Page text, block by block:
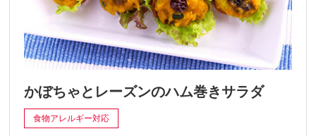
かぼちゃとレーズンのハム巻きサラダ
食物アレルギー対応